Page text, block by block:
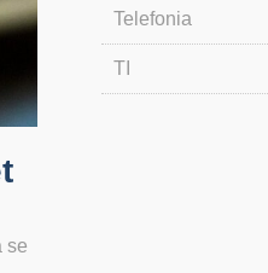
se
Telefonia
TI